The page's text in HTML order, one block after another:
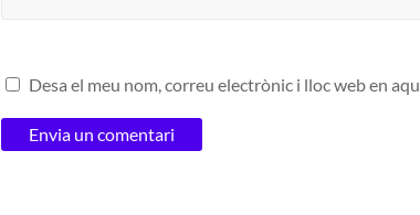
Desa el meu nom, correu electrònic i lloc web en